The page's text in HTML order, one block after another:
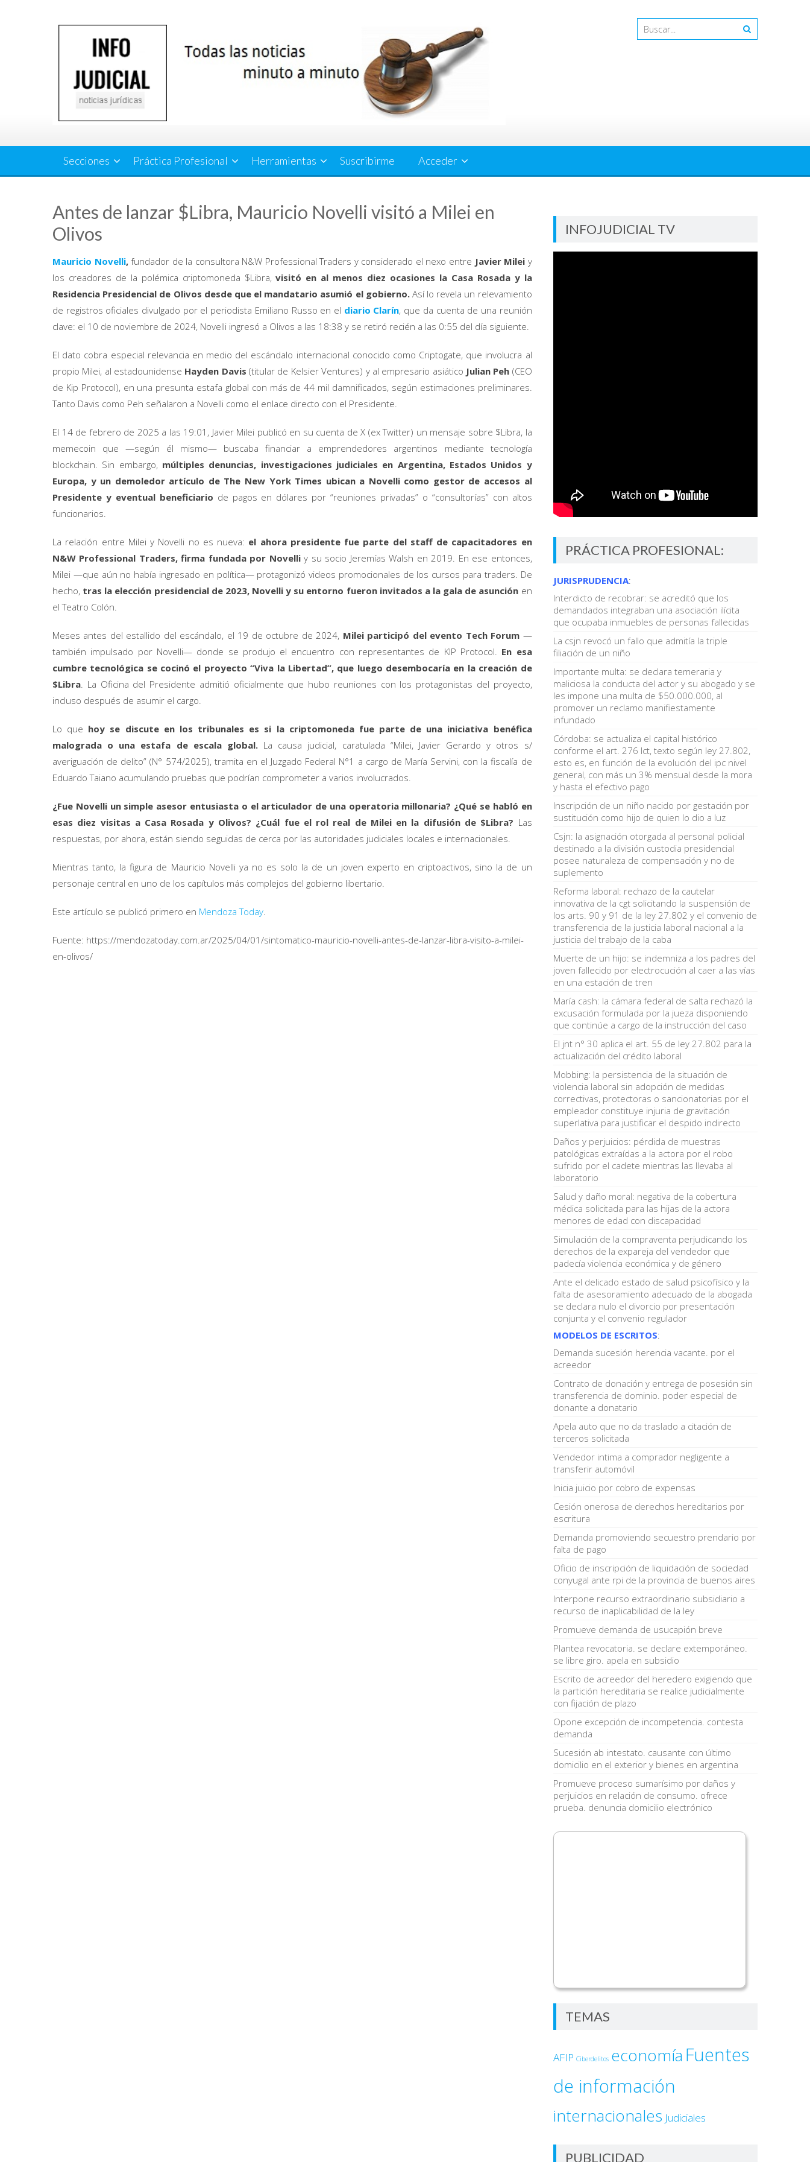
Secciones Práctica Profesional Herramientas Suscribirme Acceder
Antes de lanzar $Libra, Mauricio Novelli visitó a Milei en
Olivos
Mauricio Novelli,fundador de la consultora N&W Professional Traders y considerado el nexo entre Javier Milei y
los creadores de la polémica criptomoneda $Libra,visitó en al menos diez ocasiones la Casa Rosada y la
Residencia Presidencial de Olivos desde que el mandatario asumió el gobierno. Así lo revela un relevamiento
de registros oficiales divulgado por el periodista Emiliano Russo en el diario Clarín, que da cuenta de una reunión
clave: el 10 de noviembre de 2024, Novelli ingresó a Olivos a las 18:38 y se retiró recién a las 0:55 del día siguiente.
El dato cobra especial relevancia en medio del escándalo internacional conocido como Criptogate, que involucra al
propio Milei, al estadounidense Hayden Davis (titular de Kelsier Ventures) y al empresario asiático Julian Peh (CEO
de Kip Protocol), en una presunta estafa global con más de 44 mil damnificados, según estimaciones preliminares.
Tanto Davis como Peh señalaron a Novelli como el enlace directo con el Presidente.
El 14 de febrero de 2025 a las 19:01, Javier Milei publicó en su cuenta de X (ex Twitter) un mensaje sobre $Libra, la
memecoin que —según él mismo— buscaba financiar a emprendedores argentinos mediante tecnología
blockchain. Sin embargo, múltiples denuncias, investigaciones judiciales en Argentina, Estados Unidos y
Europa, y un demoledor artículo de The New York Times ubican a Novelli como gestor de accesos al
Presidente y eventual beneficiario de pagos en dólares por “reuniones privadas” o “consultorías” con altos
funcionarios.
La relación entre Milei y Novelli no es nueva: el ahora presidente fue parte del staff de capacitadores en
N&W Professional Traders, firma fundada por Novelliy su socio Jeremías Walsh en 2019. En ese entonces,
Milei —que aún no había ingresado en política— protagonizó videos promocionales de los cursos para traders. De
hecho, tras la elección presidencial de 2023, Novelli y su entorno fueron invitados a la gala de asunción en
el Teatro Colón.
Meses antes del estallido del escándalo, el 19 de octubre de 2024, Milei participó del evento Tech Forum —
también impulsado por Novelli— donde se produjo el encuentro con representantes de KIP Protocol. En esa
cumbre tecnológica se cocinó el proyecto “Viva la Libertad”, que luego desembocaría en la creación de
$Libra. La Oficina del Presidente admitió oficialmente que hubo reuniones con los protagonistas del proyecto,
incluso después de asumir el cargo.
Lo que hoy se discute en los tribunales es si la criptomoneda fue parte de una iniciativa benéfica
malograda o una estafa de escala global.La causa judicial, caratulada “Milei, Javier Gerardo y otros s/
averiguación de delito” (N° 574/2025), tramita en el Juzgado Federal N°1 a cargo de María Servini, con la fiscalía de
Eduardo Taiano acumulando pruebas que podrían comprometer a varios involucrados.
¿Fue Novelli un simple asesor entusiasta o el articulador de una operatoria millonaria? ¿Qué se habló en
esas diez visitas a Casa Rosada y Olivos? ¿Cuál fue el rol real de Milei en la difusión de $Libra? Las
respuestas, por ahora, están siendo seguidas de cerca por las autoridades judiciales locales e internacionales.
Mientras tanto, la figura de Mauricio Novelli ya no es solo la de un joven experto en criptoactivos, sino la de un
personaje central en uno de los capítulos más complejos del gobierno libertario.
Este artículo se publicó primero en Mendoza Today.
Fuente: https://mendozatoday.com.ar/2025/04/01/sintomatico-mauricio-novelli-antes-de-lanzar-libra-visito-a-milei-
en-olivos/
INFOJUDICIAL TV
PRÁCTICA PROFESIONAL:
JURISPRUDENCIA:
Interdicto de recobrar: se acreditó que los
demandados integraban una asociación ilícita
que ocupaba inmuebles de personas fallecidas
La csjn revocó un fallo que admitía la triple
filiación de un niño
Importante multa: se declara temeraria y
maliciosa la conducta del actor y su abogado y se
les impone una multa de $50.000.000, al
promover un reclamo manifiestamente
infundado
Córdoba: se actualiza el capital histórico
conforme el art. 276 lct, texto según ley 27.802,
esto es, en función de la evolución del ipc nivel
general, con más un 3% mensual desde la mora
y hasta el efectivo pago
Inscripción de un niño nacido por gestación por
sustitución como hijo de quien lo dio a luz
Csjn: la asignación otorgada al personal policial
destinado a la división custodia presidencial
posee naturaleza de compensación y no de
suplemento
Reforma laboral: rechazo de la cautelar
innovativa de la cgt solicitando la suspensión de
los arts. 90 y 91 de la ley 27.802 y el convenio de
transferencia de la justicia laboral nacional a la
justicia del trabajo de la caba
Muerte de un hijo: se indemniza a los padres del
joven fallecido por electrocución al caer a las vías
en una estación de tren
María cash: la cámara federal de salta rechazó la
excusación formulada por la jueza disponiendo
que continúe a cargo de la instrucción del caso
El jnt n° 30 aplica el art. 55 de ley 27.802 para la
actualización del crédito laboral
Mobbing: la persistencia de la situación de
violencia laboral sin adopción de medidas
correctivas, protectoras o sancionatorias por el
empleador constituye injuria de gravitación
superlativa para justificar el despido indirecto
Daños y perjuicios: pérdida de muestras
patológicas extraídas a la actora por el robo
sufrido por el cadete mientras las llevaba al
laboratorio
Salud y daño moral: negativa de la cobertura
médica solicitada para las hijas de la actora
menores de edad con discapacidad
Simulación de la compraventa perjudicando los
derechos de la expareja del vendedor que
padecía violencia económica y de género
Ante el delicado estado de salud psicofísico y la
falta de asesoramiento adecuado de la abogada
se declara nulo el divorcio por presentación
conjunta y el convenio regulador
MODELOS DE ESCRITOS:
Demanda sucesión herencia vacante. por el
acreedor
Contrato de donación y entrega de posesión sin
transferencia de dominio. poder especial de
donante a donatario
Apela auto que no da traslado a citación de
terceros solicitada
Vendedor intima a comprador negligente a
transferir automóvil
Inicia juicio por cobro de expensas
Cesión onerosa de derechos hereditarios por
escritura
Demanda promoviendo secuestro prendario por
falta de pago
Oficio de inscripción de liquidación de sociedad
conyugal ante rpi de la provincia de buenos aires
Interpone recurso extraordinario subsidiario a
recurso de inaplicabilidad de la ley
Promueve demanda de usucapión breve
Plantea revocatoria. se declare extemporáneo.
se libre giro. apela en subsidio
Escrito de acreedor del heredero exigiendo que
la partición hereditaria se realice judicialmente
con fijación de plazo
Opone excepción de incompetencia. contesta
demanda
Sucesión ab intestato. causante con último
domicilio en el exterior y bienes en argentina
Promueve proceso sumarísimo por daños y
perjuicios en relación de consumo. ofrece
prueba. denuncia domicilio electrónico
TEMAS
AFIP Ciberdelitos economía Fuentes
de información
internacionales Judiciales
PUBLICIDAD